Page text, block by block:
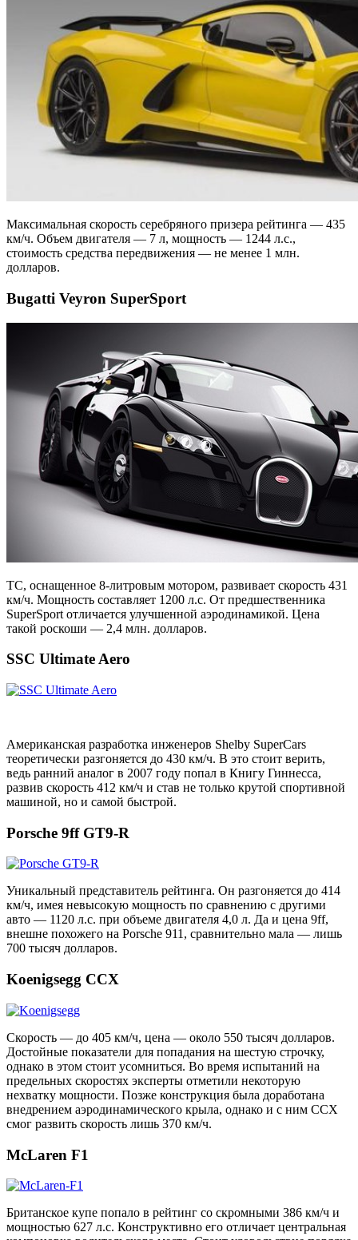
Максимальная скорость серебряного призера рейтинга — 435
км/ч. Объем двигателя — 7 л, мощность — 1244 л.с.,
стоимость средства передвижения — не менее 1 млн.
долларов.
Bugatti Veyron SuperSport
ТС, оснащенное 8-литровым мотором, развивает скорость 431
км/ч. Мощность составляет 1200 л.с. От предшественника
SuperSport отличается улучшенной аэродинамикой. Цена
такой роскоши — 2,4 млн. долларов.
SSC Ultimate Aero
Американская разработка инженеров Shelby SuperCars
теоретически разгоняется до 430 км/ч. В это стоит верить,
ведь ранний аналог в 2007 году попал в Книгу Гиннесса,
развив скорость 412 км/ч и став не только крутой спортивной
машиной, но и самой быстрой.
Porsche 9ff GT9-R
Уникальный представитель рейтинга. Он разгоняется до 414
км/ч, имея невысокую мощность по сравнению с другими
авто — 1120 л.с. при объеме двигателя 4,0 л. Да и цена 9ff,
внешне похожего на Porsche 911, сравнительно мала — лишь
700 тысяч долларов.
Koenigsegg CCX
Скорость — до 405 км/ч, цена — около 550 тысяч долларов.
Достойные показатели для попадания на шестую строчку,
однако в этом стоит усомниться. Во время испытаний на
предельных скоростях эксперты отметили некоторую
нехватку мощности. Позже конструкция была доработана
внедрением аэродинамического крыла, однако и с ним CCX
смог развить скорость лишь 370 км/ч.
McLaren F1
Британское купе попало в рейтинг со скромными 386 км/ч и
мощностью 627 л.с. Конструктивно его отличает центральная